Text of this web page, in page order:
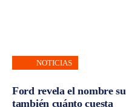
NOTICIAS
Ford revela el nombre
también cuánto cuesta